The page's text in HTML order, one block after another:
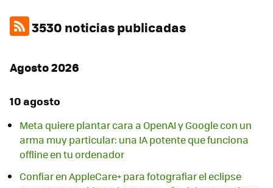
3530 noticias publicadas
Agosto 2026
10 agosto
Meta quiere plantar cara a OpenAI y Google con un
arma muy particular: una IA potente que funciona
offline en tu ordenador
Confiar en AppleCare+ para fotografiar el eclipse